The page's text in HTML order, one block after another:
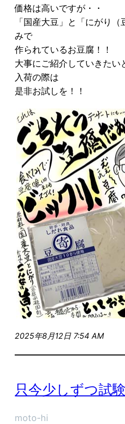
価格は高いですが・・
「国産大豆」と「にがり
みで
作られているお豆腐！！
大事にご紹介していきたい
入荷の際は
是非お試しを！！
2025年8月12日 7:54 AM
只今少しずつ試
moto-hi